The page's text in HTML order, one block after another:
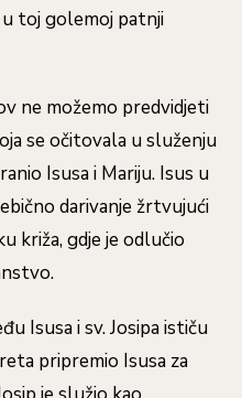
u toj golemoj patnji
ne možemo predvidjeti
se očitovala u služenju
Isusa i Mariju. Isus u
darivanje žrtvujući
križa, gdje je odlučio
Isusa i sv. Josipa ističu
pripremio Isusa za